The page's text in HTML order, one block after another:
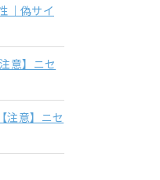
｜偽サイ
意】ニセ
意】ニセ